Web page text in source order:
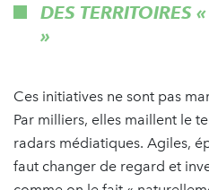
DES TERRITOIRES «
»
Ces initiatives ne sont pas
Par milliers, elles maillent le
radars médiatiques. Agiles,
faut changer de regard et